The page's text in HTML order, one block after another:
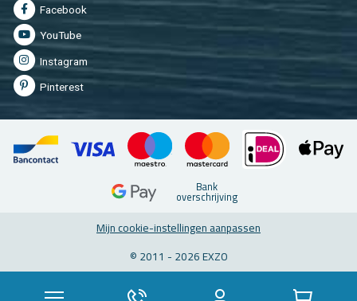
Fa­cebook
You­Tu­be
In­st­agram
Pin­te­rest
Bank
over­schrij­ving
Mijn coo­kie-in­stel­lin­gen aan­pas­sen
© 2011 - 2026 EXZO